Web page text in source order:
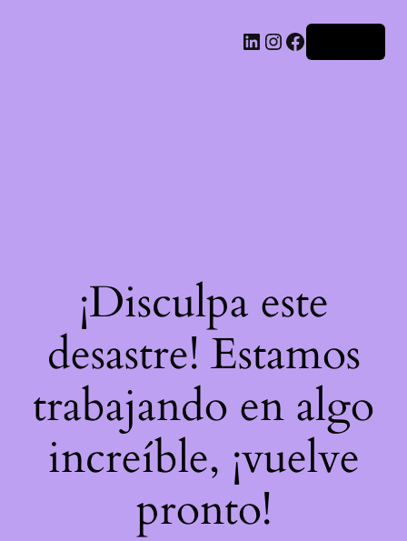
LinkedIn
Instagram
Facebook
¡Disculpa este
desastre! Estamos
trabajando en algo
increíble, ¡vuelve
pronto!